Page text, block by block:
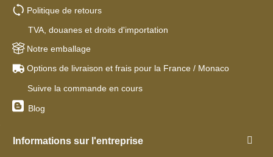
Politique de retours
TVA, douanes et droits d'importation
Notre emballage
Options de livraison et frais pour la France / Monaco
Suivre la commande en cours
Blog
Informations sur l'entreprise